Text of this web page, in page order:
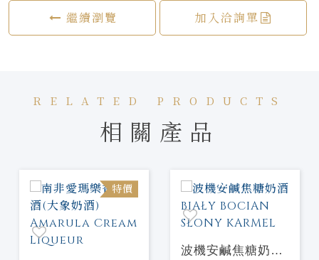
繼續瀏覽 加入洽詢單
RELATED PRODUCTS
相關產品
特價
波機安鹹焦糖奶酒